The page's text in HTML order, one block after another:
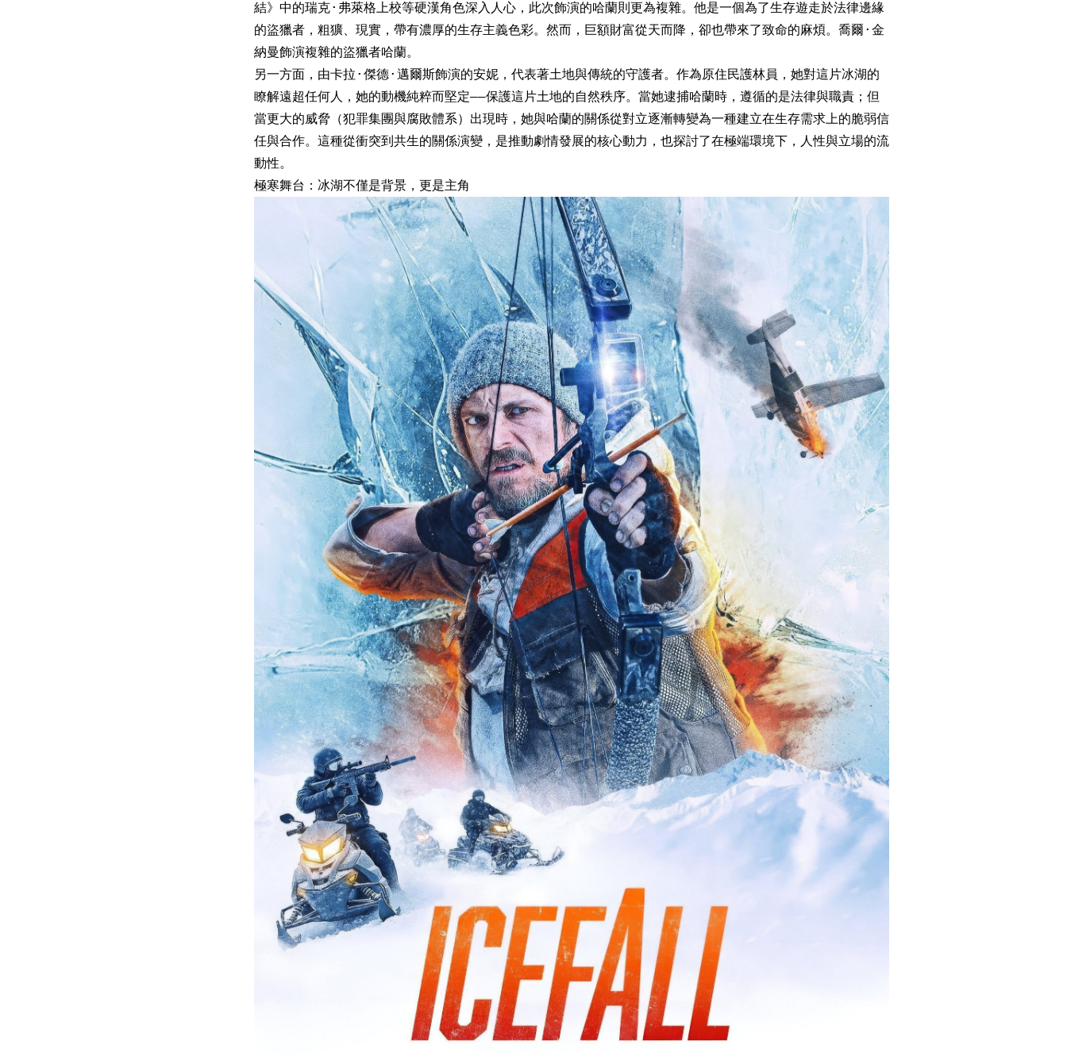
結》中的瑞克·弗萊格上校等硬漢角色深入人心，此次飾演的哈蘭則更為複雜。他是一個為了生存遊走於法律邊緣
的盜獵者，粗獷、現實，帶有濃厚的生存主義色彩。然而，巨額財富從天而降，卻也帶來了致命的麻煩。喬爾·金
納曼飾演複雜的盜獵者哈蘭。
另一方面，由卡拉·傑德·邁爾斯飾演的安妮，代表著土地與傳統的守護者。作為原住民護林員，她對這片冰湖的
瞭解遠超任何人，她的動機純粹而堅定——保護這片土地的自然秩序。當她逮捕哈蘭時，遵循的是法律與職責；但
當更大的威脅（犯罪集團與腐敗體系）出現時，她與哈蘭的關係從對立逐漸轉變為一種建立在生存需求上的脆弱信
任與合作。這種從衝突到共生的關係演變，是推動劇情發展的核心動力，也探討了在極端環境下，人性與立場的流
動性。
極寒舞台：冰湖不僅是背景，更是主角